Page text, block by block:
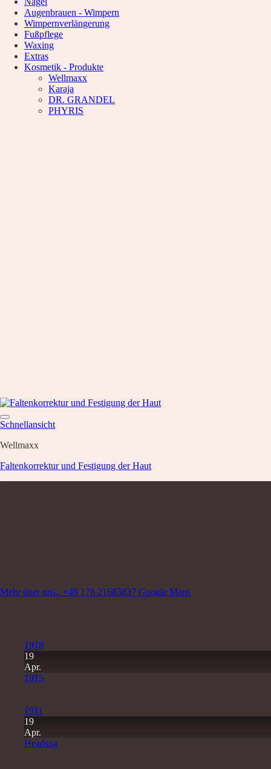
Unsere Empfehlung
Hyaluron pen Behandlung
Karaja
DR. GRANDEL
PHYRIS
Wellmaxx
Augenbrauen - Wimpern
Wimpernverlängerung
Fußpflege
Waxing
Extras
Kosmetik - Produkte
Wellmaxx
Karaja
DR. GRANDEL
PHYRIS
Schnellansicht
Wellmaxx
Faltenkorrektur und Festigung der Haut
Mehr über uns.. +49 176 21683837 Google Maps
1918
19
Apr.
1915
1911
19
Apr.
Headspa